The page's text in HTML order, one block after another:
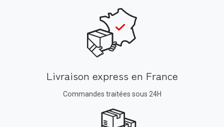
Livraison express en France
Commandes traitées sous 24H